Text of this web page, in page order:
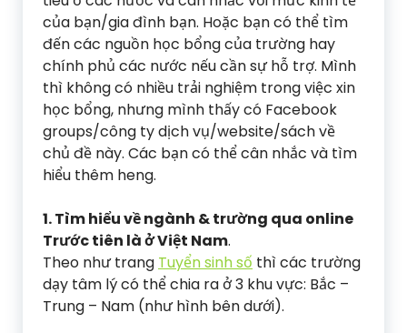
của bạn/gia đình bạn. Hoặc bạn có thể tìm
đến các nguồn học bổng của trường hay
chính phủ các nước nếu cần sự hỗ trợ. Mình
thì không có nhiều trải nghiệm trong việc xin
học bổng, nhưng mình thấy có Facebook
groups/công ty dịch vụ/website/sách về
chủ đề này. Các bạn có thể cân nhắc và tìm
hiểu thêm heng.
1. Tìm hiểu về ngành & trường qua online
Trước tiên là ở Việt Nam.
Theo như trang Tuyển sinh số thì các trường
dạy tâm lý có thể chia ra ở 3 khu vực: Bắc –
Trung – Nam (như hình bên dưới).